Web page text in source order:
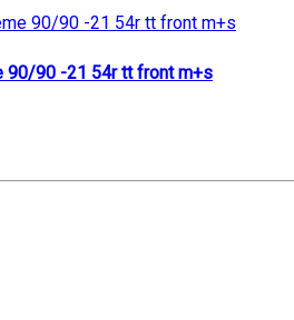
90 -21 54r tt front m+s